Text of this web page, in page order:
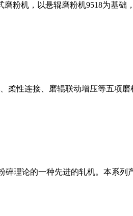
粉机，以悬辊磨粉机9518为基础
柔性连接、磨辊联动增压等五项
理论的一种先进的轧机。本系列